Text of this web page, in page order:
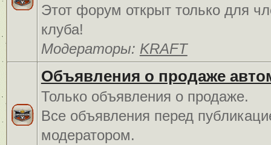
Этот форум открыт только для
клуба!
Модераторы: KRAFT
Объявления о продаже
Только объявления о продаже.
Все объявления перед
модератором.